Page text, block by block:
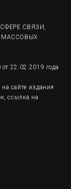
СВЯЗИ,
22.02.2019 года
сайте издания
ссылка на